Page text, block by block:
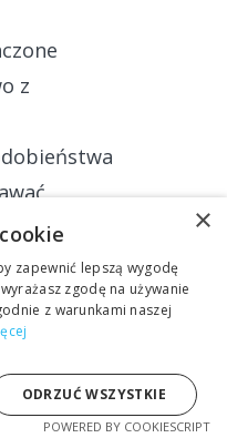
z
i
×
zapewnić lepszą wygodę
zgodę na używanie
z warunkami naszej
ODRZUĆ WSZYSTKIE
POWERED BY COOKIESCRIPT